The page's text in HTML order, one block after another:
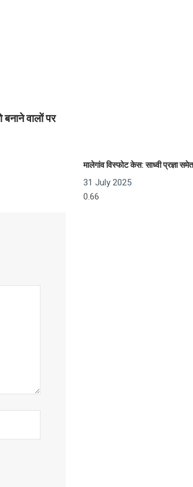
वालों पर
मालेगांव विस्फोट केस: साध्वी प्रज्ञा
31 July 2025